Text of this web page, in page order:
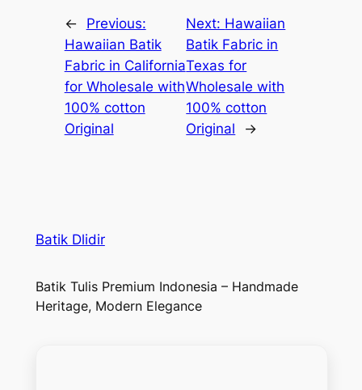
←
Previous:
Hawaiian Batik
Fabric in California
for Wholesale with
100% cotton
Original
Next: Hawaiian
Batik Fabric in
Texas for
Wholesale with
100% cotton
Original
→
Batik Dlidir
Batik Tulis Premium Indonesia – Handmade
Heritage, Modern Elegance